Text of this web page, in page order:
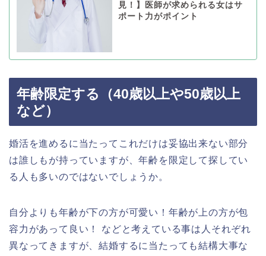
見！】医師が求められる女はサ
ポート力がポイント
年齢限定する（40歳以上や50歳以上
など）
婚活を進めるに当たってこれだけは妥協出来ない部分
は誰しもが持っていますが、年齢を限定して探してい
る人も多いのではないでしょうか。
自分よりも年齢が下の方が可愛い！年齢が上の方が包
容力があって良い！ などと考えている事は人それぞれ
異なってきますが、結婚するに当たっても結構大事な